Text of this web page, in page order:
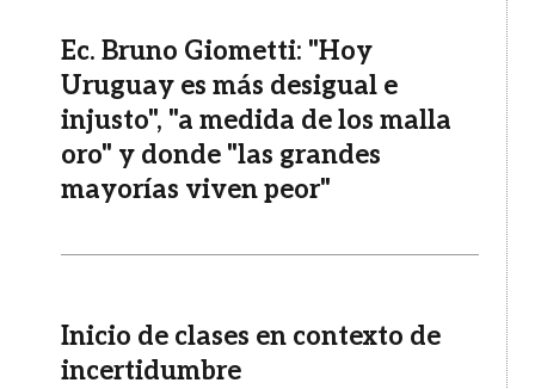
Ec. Bruno Giometti: "Hoy
Uruguay es más desigual e
injusto", "a medida de los malla
oro" y donde "las grandes
mayorías viven peor"
Inicio de clases en contexto de
incertidumbre